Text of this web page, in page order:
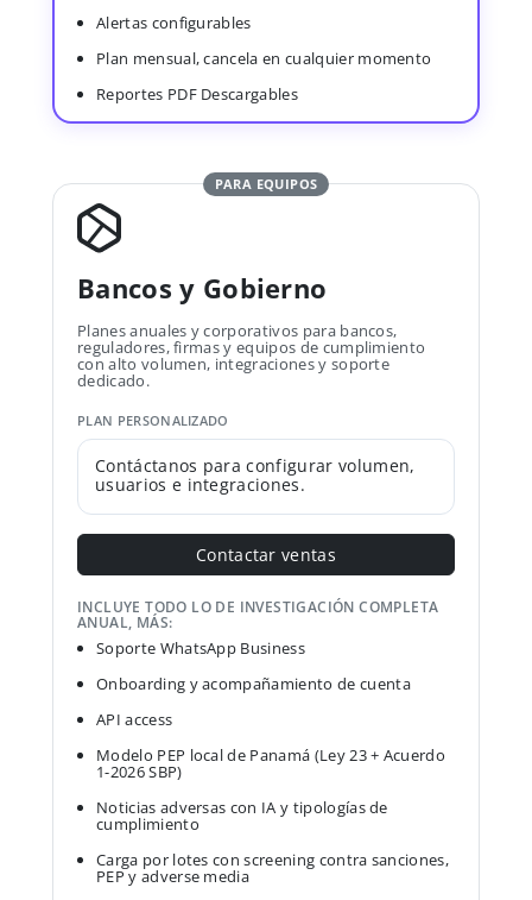
Alertas configurables
Plan mensual, cancela en cualquier momento
Reportes PDF Descargables
PARA EQUIPOS
Bancos y Gobierno
Planes anuales y corporativos para bancos,
reguladores, firmas y equipos de cumplimiento
con alto volumen, integraciones y soporte
dedicado.
PLAN PERSONALIZADO
Contáctanos para configurar volumen,
usuarios e integraciones.
Contactar ventas
INCLUYE TODO LO DE INVESTIGACIÓN COMPLETA
ANUAL, MÁS:
Soporte WhatsApp Business
Onboarding y acompañamiento de cuenta
API access
Modelo PEP local de Panamá (Ley 23 + Acuerdo
1-2026 SBP)
Noticias adversas con IA y tipologías de
cumplimiento
Carga por lotes con screening contra sanciones,
PEP y adverse media